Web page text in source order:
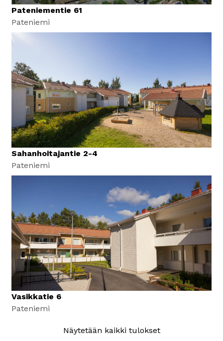
Pateniementie 61
Pateniemi
Sahanhoitajantie 2-4
Pateniemi
Vasikkatie 6
Pateniemi
Näytetään kaikki tulokset